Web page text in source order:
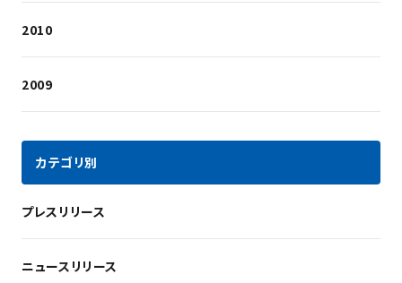
2010
2009
カテゴリ別
プレスリリース
ニュースリリース